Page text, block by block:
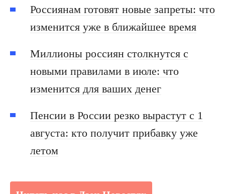
Россиянам готовят новые запреты: что
изменится уже в ближайшее время
Миллионы россиян столкнутся с
новыми правилами в июле: что
изменится для ваших денег
Пенсии в России резко вырастут с 1
августа: кто получит прибавку уже
летом